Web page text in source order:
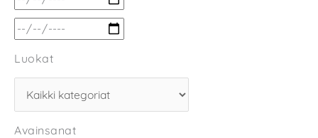
Luokat
Avainsanat